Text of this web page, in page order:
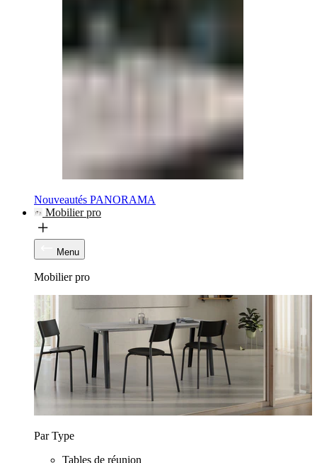
Nouveautés PANORAMA
Mobilier pro
Menu
Mobilier pro
Par Type
Tables de réunion